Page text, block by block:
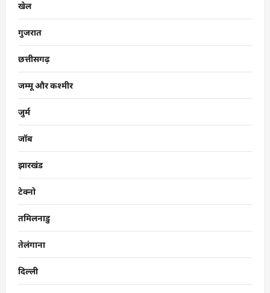
खेल
गुजरात
छत्तीसगढ़
जम्मू और कश्मीर
जुर्म
जॉब
झारखंड
टेक्नो
तमिलनाडु
तेलंगाना
दिल्ली